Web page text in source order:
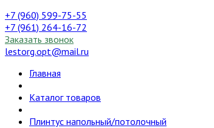
+7 (960) 599-75-55
+7 (961) 264-16-72
Заказать звонок
lestorg.opt@mail.ru
Главная
Каталог товаров
Плинтус напольный/потолочный